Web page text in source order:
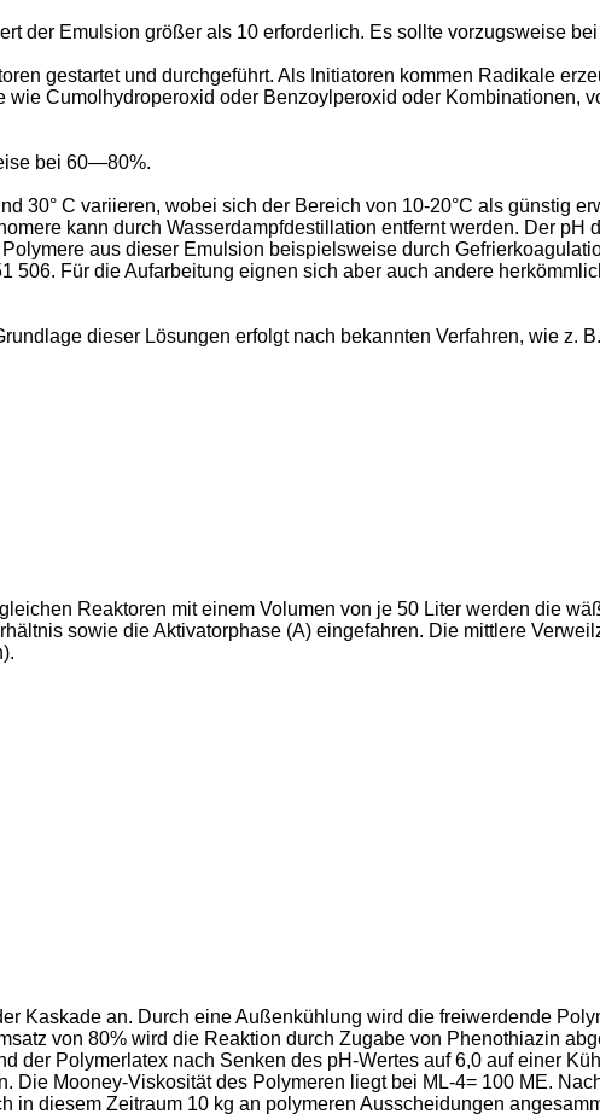
der Emulsion größer als 10 erforderlich. Es sollte vorzugsweise
gestartet und durchgeführt. Als Initiatoren kommen Radikale
Cumolhydroperoxid oder Benzoylperoxid oder Kombinationen,
bei 60―80%.
30° C variieren, wobei sich der Bereich von 10-20°C als günstig
kann durch Wasserdampfdestillation entfernt werden. Der pH
aus dieser Emulsion beispielsweise durch
Für die Aufarbeitung eignen sich aber auch andere
dieser Lösungen erfolgt nach bekannten Verfahren, wie z.
Reaktoren mit einem Volumen von je 50 Liter werden die
sowie die Aktivatorphase (A) eingefahren. Die mittlere
Kaskade an. Durch eine Außenkühlung wird die freiwerdende
von 80% wird die Reaktion durch Zugabe von Phenothiazin
der Polymerlatex nach Senken des pH-Wertes auf 6,0 auf einer
Mooney-Viskosität des Polymeren liegt bei ML-4= 100 ME.
in diesem Zeitraum 10 kg an polymeren Ausscheidungen